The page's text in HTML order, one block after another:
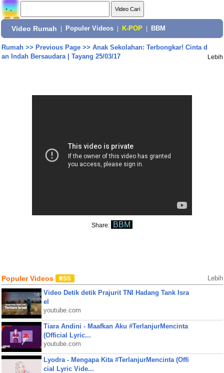
Video Rumah Populer Videos K-POP BBM
Rumah>> Previous Page>> Anak Sekolahan: Terbongkar! Cinta d
an Indah Bersaudara | Tayang 25/03/17
Lebih
Share: BBM
Populer Videos Lebih
Video Detik detik Prajurit TNI Hadang Tank Isra
el
youtube.com
Tiara Andini - Maafkan Aku #TerlanjurMencinta
(Official Lyric...
youtube.com
Lyodra - Mengapa Kita #TerlanjurMencinta (Offi
cial Lyric Vide...